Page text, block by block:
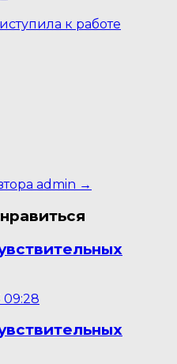
к работе
admin →
09:28